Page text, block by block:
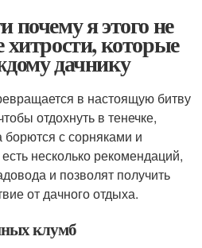
почему я этого не
которые
дачнику
в настоящую битву
отдохнуть в тенечке,
борются с сорняками и
несколько рекомендаций,
и позволят получить
от дачного отдыха.
клумб